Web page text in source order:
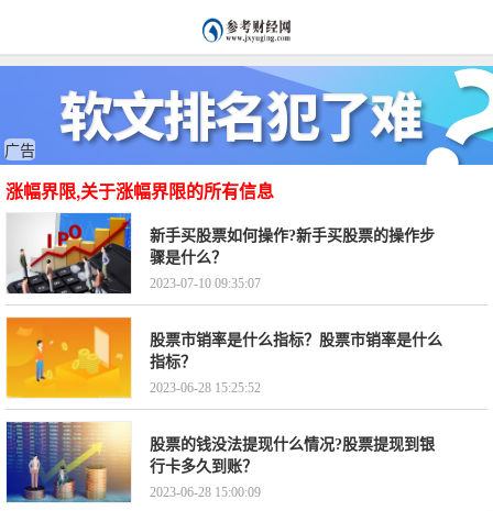
广告
涨幅界限,关于涨幅界限的所有信息
新手买股票如何操作?新手买股票的操作步
骤是什么？
2023-07-10 09:35:07
股票市销率是什么指标？股票市销率是什么
指标？
2023-06-28 15:25:52
股票的钱没法提现什么情况?股票提现到银
行卡多久到账？
2023-06-28 15:00:09